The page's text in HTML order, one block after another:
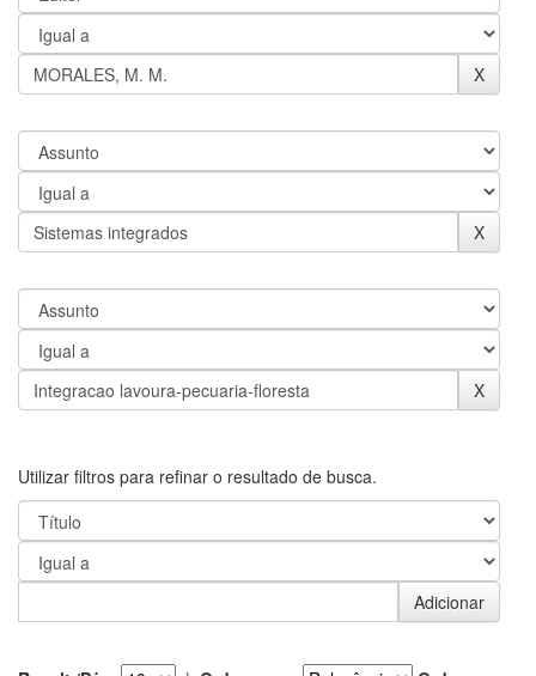
Utilizar filtros para refinar o resultado de busca.